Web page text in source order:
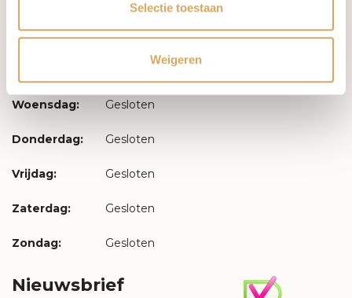
Selectie toestaan
Weigeren
Maandag: Gesloten
Woensdag: Gesloten
Donderdag: Gesloten
Vrijdag: Gesloten
Zaterdag: Gesloten
Zondag: Gesloten
Nieuwsbrief